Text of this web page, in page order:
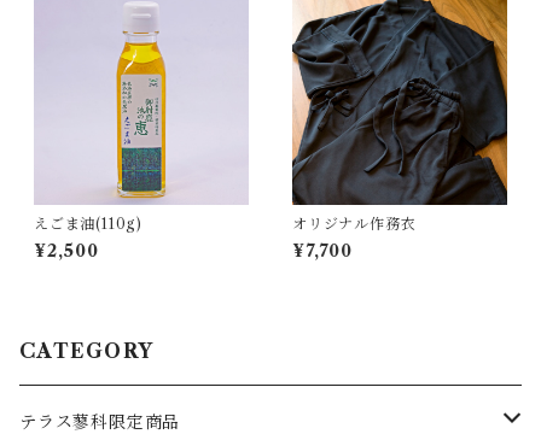
えごま油(110g)
¥2,500
オリジナル作務衣
¥7,700
CATEGORY
テラス蓼科限定商品